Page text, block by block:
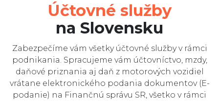
Zavolajte mi Prihlásiť sa
Účtovné služby
na Slovensku
Zabezpečíme vám všetky účtovné služby v rámci
podnikania. Spracujeme vám účtovníctvo, mzdy,
daňové priznania aj daň z motorových vozidiel
vrátane elektronického podania dokumentov (E-
podanie) na Finančnú správu SR, všetko v rámci